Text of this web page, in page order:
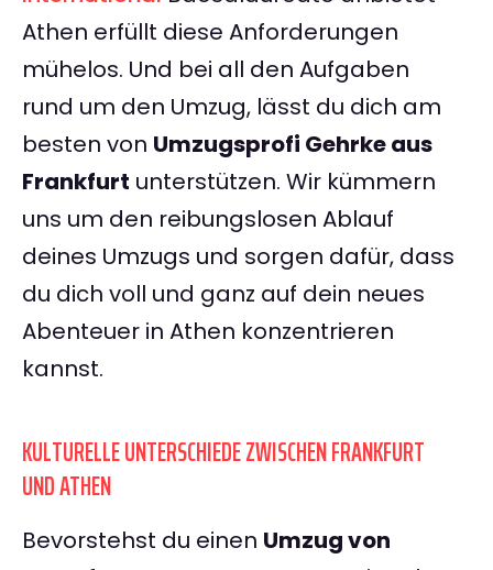
Athen erfüllt diese Anforderungen
mühelos. Und bei all den Aufgaben
rund um den Umzug, lässt du dich am
besten von Umzugsprofi Gehrke aus
Frankfurt unterstützen. Wir kümmern
uns um den reibungslosen Ablauf
deines Umzugs und sorgen dafür, dass
du dich voll und ganz auf dein neues
Abenteuer in Athen konzentrieren
kannst.
KULTURELLE UNTERSCHIEDE ZWISCHEN FRANKFURT
UND ATHEN
Bevorstehst du einen Umzug von